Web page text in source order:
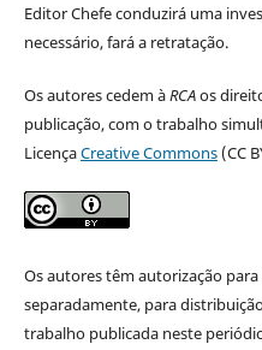
Editor Chefe conduzirá uma
necessário, fará a retratação.
Os autores cedem àRCAos
publicação, com o trabalho
LicençaCreative Commons(CC
Os autores têm autorização
separadamente, para
trabalho publicada neste